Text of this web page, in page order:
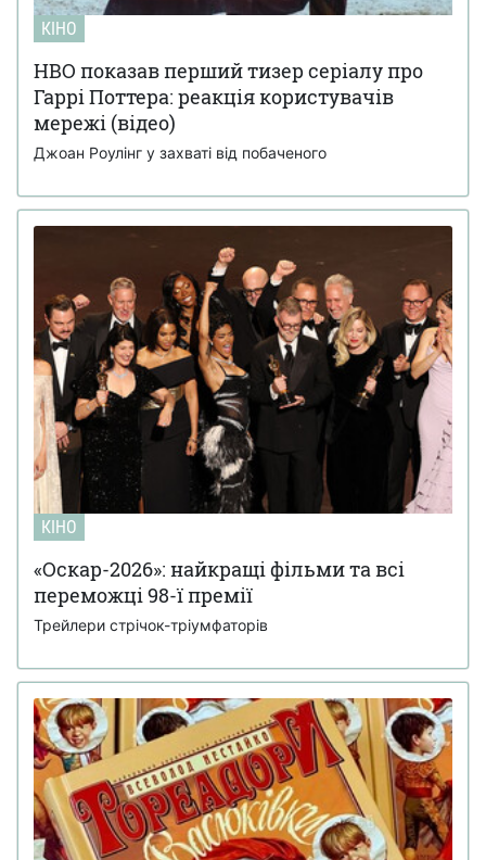
КІНО
HBO показав перший тизер серіалу про
Гаррі Поттера: реакція користувачів
мережі (відео)
Джоан Роулінг у захваті від побаченого
КІНО
«Оскар-2026»: найкращі фільми та всі
переможці 98-ї премії
Трейлери стрічок-тріумфаторів